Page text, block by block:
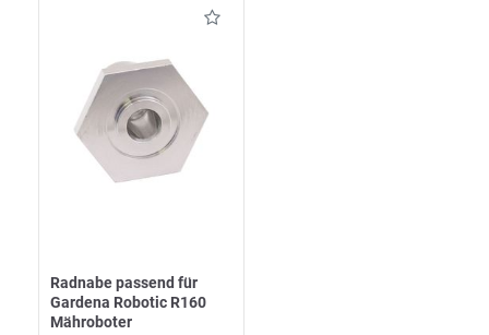
Radnabe passend für
Gardena Robotic R160
Mähroboter